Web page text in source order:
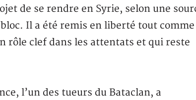
de se rendre en Syrie, selon une
Il a été remis en liberté tout comme
rôle clef dans les attentats et qui reste
l’un des tueurs du Bataclan, a